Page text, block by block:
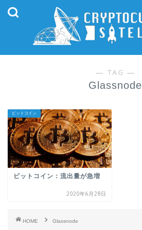
― TAG ―
Glassnode
ビットコイン
ビットコイン：流出量が急増
2020年6月28日
HOME Glassnode